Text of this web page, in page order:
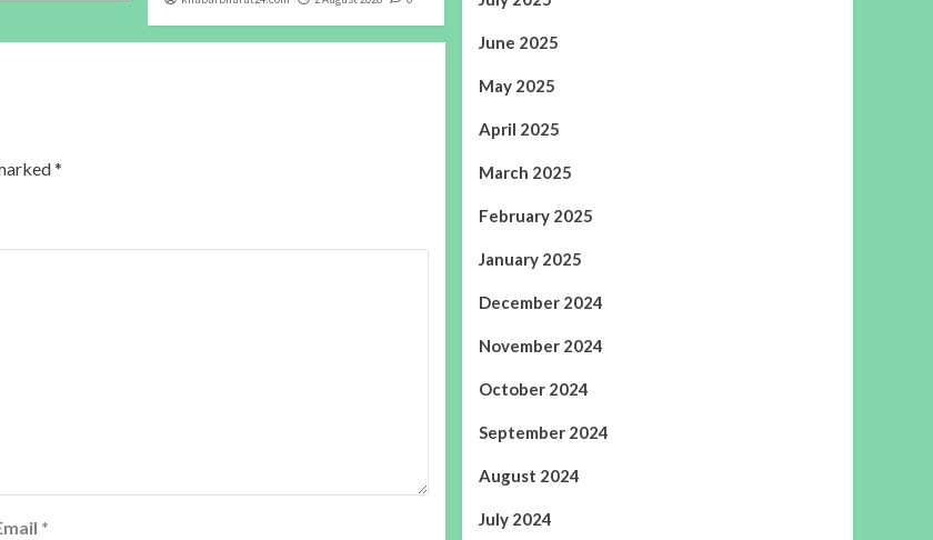
*
*
June 2025
May 2025
April 2025
March 2025
February 2025
January 2025
December 2024
November 2024
October 2024
September 2024
August 2024
July 2024